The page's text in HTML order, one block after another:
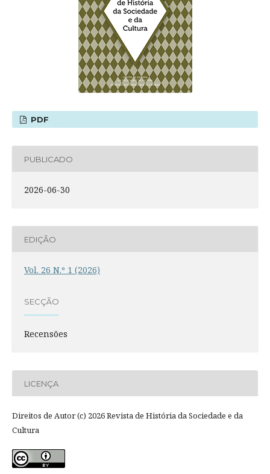
PDF
PUBLICADO
2026-06-30
EDIÇÃO
Vol. 26 N.º 1 (2026)
SECÇÃO
Recensões
LICENÇA
Direitos de Autor (c) 2026 Revista de História da Sociedade e da
Cultura